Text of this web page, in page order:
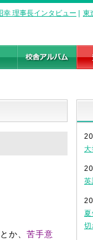
幸 理事長インタビュー 東
か、 苦手意
大
夏
切